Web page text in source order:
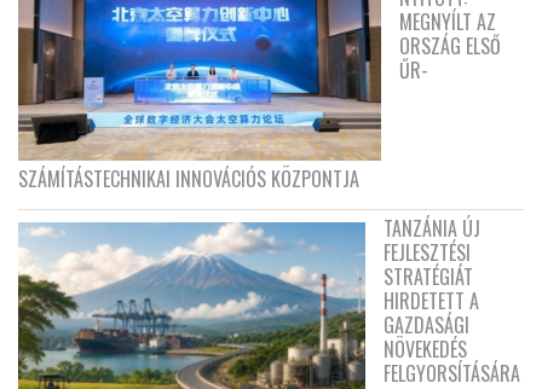
MEGNYÍLT AZ
ORSZÁG ELSŐ
ŰR-
SZÁMÍTÁSTECHNIKAI INNOVÁCIÓS KÖZPONTJA
TANZÁNIA ÚJ
FEJLESZTÉSI
STRATÉGIÁT
HIRDETETT A
GAZDASÁGI
NÖVEKEDÉS
FELGYORSÍTÁSÁRA